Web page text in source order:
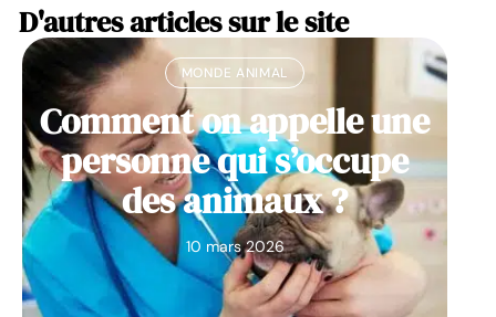
D'autres articles sur le site
MONDE ANIMAL
Comment on appelle une
personne qui s’occupe
des animaux ?
10 mars 2026